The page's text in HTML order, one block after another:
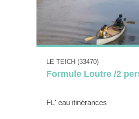
LE TEICH (33470)
Formule Loutre /2
FL' eau itinérances